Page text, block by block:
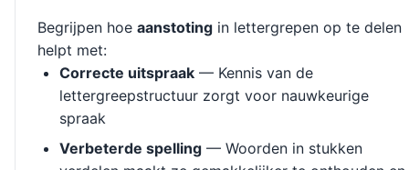
Begrijpen hoe aanstoting in lettergrepen op te delen
helpt met:
Correcte uitspraak — Kennis van de
lettergreepstructuur zorgt voor nauwkeurige
spraak
Verbeterde spelling — Woorden in stukken